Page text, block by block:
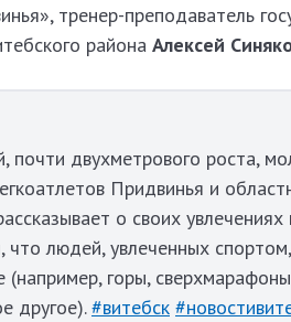
тренер-преподаватель
района Алексей
почти двухметрового роста,
Придвинья и
о своих
что людей, увлеченных
(например, горы,
другое).#витебск